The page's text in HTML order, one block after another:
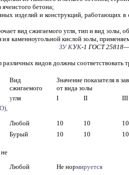
бетона;
изделий и конструкций, работающих в
вид сжигаемого угля, тип и вид золы,
каменноугольной кислой золы,
ЗУ КУК-1 ГОСТ
различных видов должны соответствовать
Вид
сжигаемого
Значение показателя в
от вида золы
угля I II III
Любой 10 10 10
Бурый 10 10 10
Любой Не нормируется